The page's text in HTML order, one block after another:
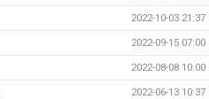
2022-10-03 21:37
2022-09-15 07:00
2022-08-08 10:00
2022-06-13 10:37